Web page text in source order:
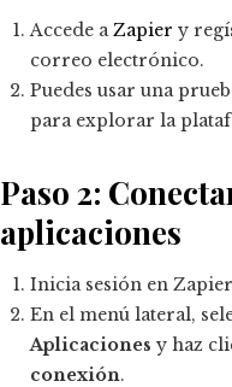
Accede aZapier y
correo electrónico.
Puedes usar una
para explorar la
Paso 2:
aplicaciones
Inicia sesión en
En el menú lateral,
Aplicaciones y haz
conexión.